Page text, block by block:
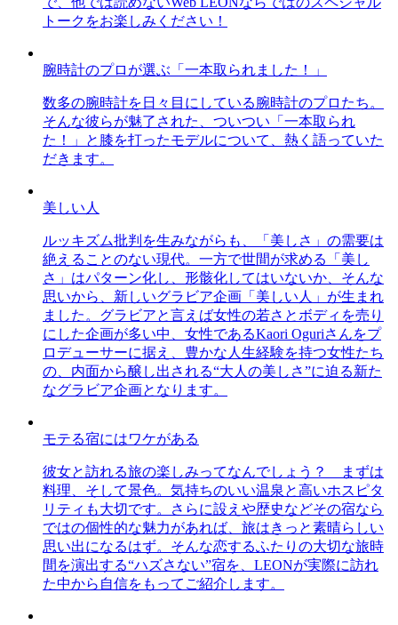
トークをお楽しみください！
腕時計のプロが選ぶ「一本取られました！」
数多の腕時計を日々目にしている腕時計のプロたち。
そんな彼らが魅了された、ついつい「一本取られ
た！」と膝を打ったモデルについて、熱く語っていた
だきます。
美しい人
ルッキズム批判を生みながらも、「美しさ」の需要は
絶えることのない現代。一方で世間が求める「美し
さ」はパターン化し、形骸化してはいないか、そんな
思いから、新しいグラビア企画「美しい人」が生まれ
ました。グラビアと言えば女性の若さとボディを売り
にした企画が多い中、女性であるKaori Oguriさんをプ
ロデューサーに据え、豊かな人生経験を持つ女性たち
の、内面から醸し出される“大人の美しさ”に迫る新た
なグラビア企画となります。
モテる宿にはワケがある
彼女と訪れる旅の楽しみってなんでしょう？ まずは
料理、そして景色。気持ちのいい温泉と高いホスピタ
リティも大切です。さらに設えや歴史などその宿なら
ではの個性的な魅力があれば、旅はきっと素晴らしい
思い出になるはず。そんな恋するふたりの大切な旅時
間を演出する“ハズさない”宿を、LEONが実際に訪れ
た中から自信をもってご紹介します。